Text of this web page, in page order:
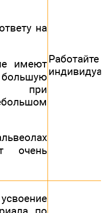
на
имеют
при
очень
Работайте